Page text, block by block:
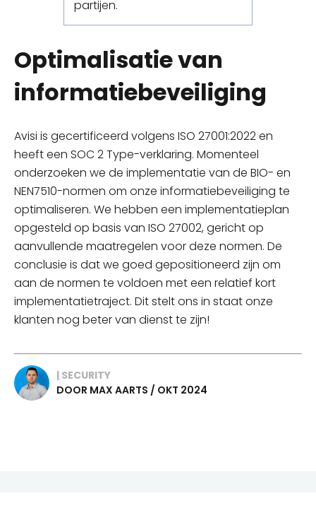
partijen.
Optimalisatie van
informatiebeveiliging
Avisi is gecertificeerd volgens ISO 27001:2022 en
heeft een SOC 2 Type-verklaring. Momenteel
onderzoeken we de implementatie van de BIO- en
NEN7510-normen om onze informatiebeveiliging te
optimaliseren. We hebben een implementatieplan
opgesteld op basis van ISO 27002, gericht op
aanvullende maatregelen voor deze normen. De
conclusie is dat we goed gepositioneerd zijn om
aan de normen te voldoen met een relatief kort
implementatietraject. Dit stelt ons in staat onze
klanten nog beter van dienst te zijn!
| SECURITY
DOOR MAX AARTS / OKT 2024